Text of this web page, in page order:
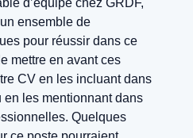
d’équipe chez GRDF,
ensemble de
pour réussir dans ce
mettre en avant ces
CV en les incluant dans
les mentionnant dans
Quelques